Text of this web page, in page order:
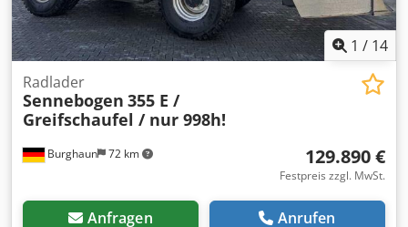
1 / 14
Burghaun 72 km
Radlader
Sennebogen 355 E /
Greifschaufel / nur 998h!
129.890 €
Festpreis zzgl. MwSt.
Anfragen Anrufen